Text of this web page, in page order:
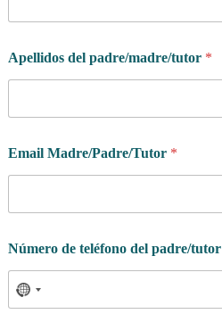
Apellidos del padre/madre/tutor *
e
l
u
c
s
Email Madre/Padre/Tutor *
Número de teléfono del padre/tutor